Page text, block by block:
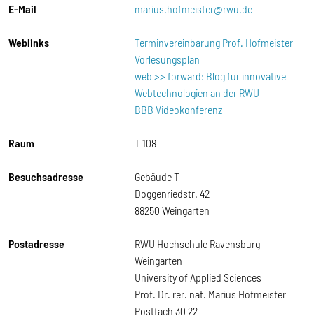
E-Mail marius.hofmeister@rwu.de
Weblinks
Terminvereinbarung Prof. Hofmeister
Vorlesungsplan
web >> forward: Blog für innovative
Webtechnologien an der RWU
BBB Videokonferenz
Raum T 108
Besuchsadresse
Gebäude T
Doggenriedstr. 42
88250 Weingarten
Postadresse
RWU Hochschule Ravensburg-
Weingarten
University of Applied Sciences
Prof. Dr. rer. nat. Marius Hofmeister
Postfach 30 22